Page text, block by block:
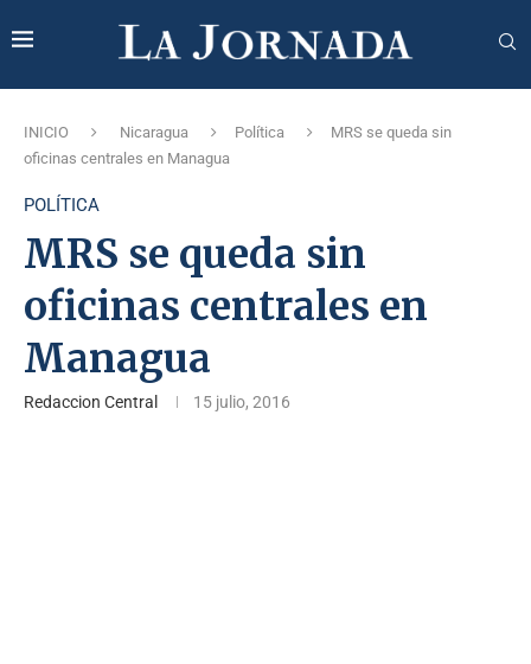
INICIO Nicaragua Política
MRS se queda sin
oficinas centrales en Managua
POLÍTICA
MRS se queda sin
oficinas centrales en
Managua
Redaccion Central 15 julio, 2016